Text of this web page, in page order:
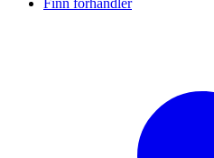
Finn forhandler